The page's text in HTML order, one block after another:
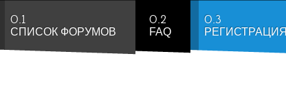
0.1
СПИСОК ФОРУМОВ
0.2
FAQ
0.3
РЕГИСТРАЦИЯ